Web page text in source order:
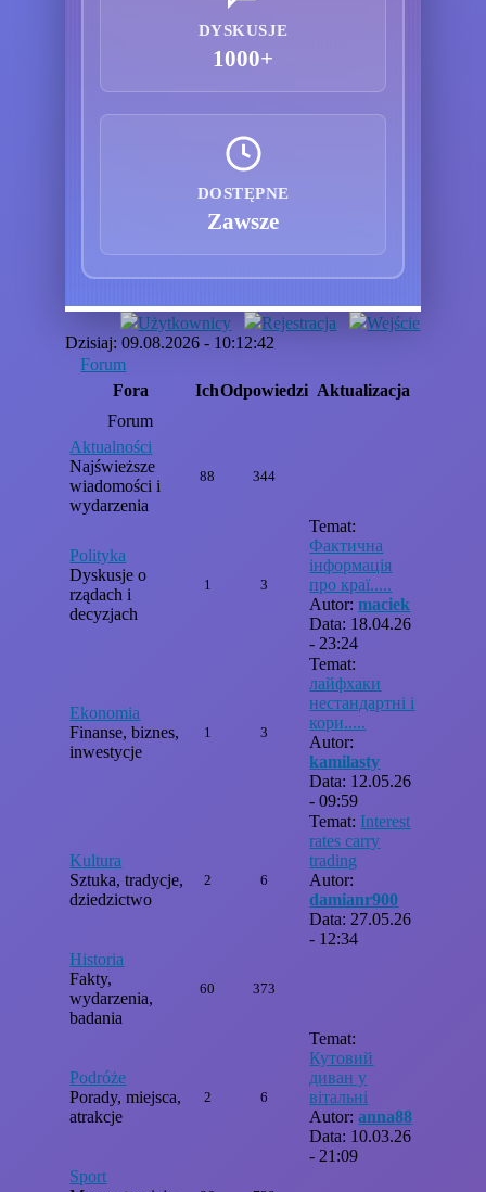
DYSKUSJE
1000+
DOSTĘPNE
Zawsze
Użytkownicy Rejestracja
Wejście
Dzisiaj: 09.08.2026 - 10:12:42
Forum
Fora
IchOdpowiedzi Aktualizacja
Forum
Aktualności
Najświeższe
wiadomości i
wydarzenia
88 344
Polityka
Dyskusje o
rządach i
decyzjach
1 3
Temat:
Фактична
інформація
про краї.....
Autor:maciek
Data: 18.04.26
- 23:24
Ekonomia
Finanse, biznes,
inwestycje
1 3
Temat:
лайфхаки
нестандартні і
кори.....
Autor:
kamilasty
Data: 12.05.26
- 09:59
Kultura
Sztuka, tradycje,
dziedzictwo
2 6
Temat: Interest
rates carry
trading
Autor:
damianr900
Data: 27.05.26
- 12:34
Historia
Fakty,
wydarzenia,
badania
60 373
Podróże
Porady, miejsca,
atrakcje
2 6
Temat:
Кутовий
диван у
вітальні
Autor:anna88
Data: 10.03.26
- 21:09
Sport